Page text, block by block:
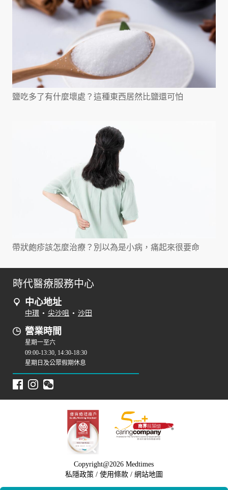
鹽吃多了有什麼壞處？這種東西居然比鹽還可怕
帶狀皰疹該怎麼治療？別以為是小病，痛起來很要命
時代醫療服務中心
中心地址
中環 • 尖沙咀 • 沙田
營業時間
星期一至六
09:00-13:30, 14:30-18:30
星期日及公眾假期休息
Copyright@2026 Medtimes
私隱政策 / 使用條款/ 網站地圖